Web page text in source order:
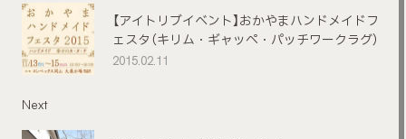
【アイトリブイベント】おかやまハンドメイドフ
ェスタ（キリム・ギャッペ・パッチワークラグ）
2015.02.11
Next